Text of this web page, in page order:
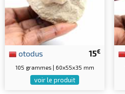
15€
otodus
105 grammes | 60x55x35 mm
voir le produit